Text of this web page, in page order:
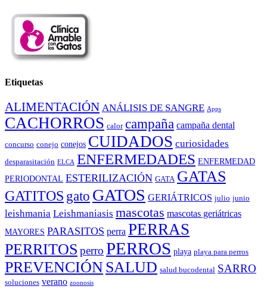
Etiquetas
ALIMENTACIÓN ANÁLISIS DE SANGRE Apps
CACHORROS calor campaña campaña dental
concurso conejo conejos CUIDADOS curiosidades
desparasitación ELCA ENFERMEDADES ENFERMEDAD
PERIODONTAL ESTERILIZACIÓN GATA GATAS
GATITOS gato GATOS GERIÁTRICOS julio junio
leishmania Leishmaniasis mascotas mascotas geriátricas
MAYORES PARASITOS perra PERRAS
PERRITOS perro PERROS playa playa para perros
PREVENCIÓNSALUD salud bucodental SARRO
soluciones verano zoonosis